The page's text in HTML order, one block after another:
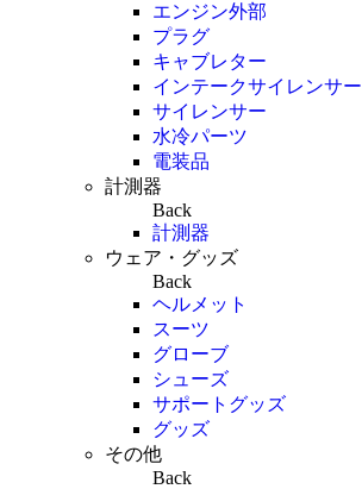
エンジン外部
プラグ
キャブレター
インテークサイレンサー
サイレンサー
水冷パーツ
電装品
計測器
Back
計測器
ウェア・グッズ
Back
ヘルメット
スーツ
グローブ
シューズ
サポートグッズ
グッズ
その他
Back